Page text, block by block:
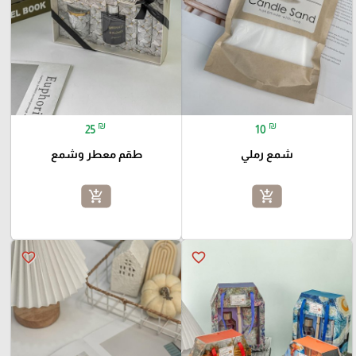
10 ₪
شمع رملي
add_shopping_cart
25 ₪
طقم معطر وشمع
add_shopping_cart
favorite_border
favorite_border